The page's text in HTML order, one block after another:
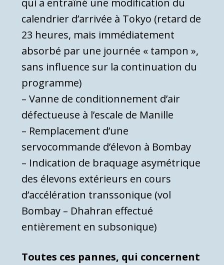
qui a entraîné une modification du
calendrier d’arrivée à Tokyo (retard de
23 heures, mais immédiatement
absorbé par une journée « tampon »,
sans influence sur la continuation du
programme)
– Vanne de conditionnement d’air
défectueuse à l’escale de Manille
– Remplacement d’une
servocommande d’élevon à Bombay
– Indication de braquage asymétrique
des élevons extérieurs en cours
d’accélération transsonique (vol
Bombay – Dhahran effectué
entièrement en subsonique)
Toutes ces pannes, qui concernent